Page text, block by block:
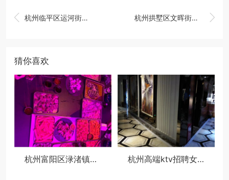
 杭州临平区运河街道附近酒吧招聘包厢陪唱,领队直招没套路的 
杭州拱墅区文晖街道附近ktv招聘现场DJ,一个月上几天班
猜你喜欢
杭州富阳区渌渚镇附近夜场招聘女服务生,生意好好上班的 杭州高端ktv招聘女服务生,过年放假吗？